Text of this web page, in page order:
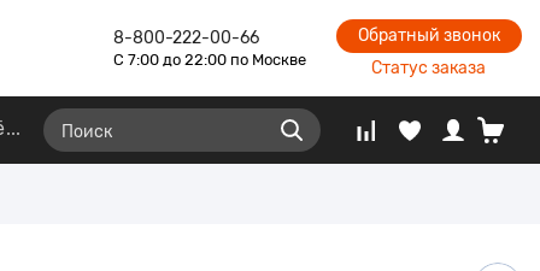
8-800-222-00-66
С 7:00 до 22:00 по Москве
Обратный звонок
Статус заказа